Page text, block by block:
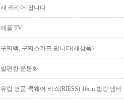
새 캐리어 팝니다
애플 TV
구찌백, 구찌스카프 팝니다(새상품)
발편한 운동화
유럽 명품 쿡웨어 리스(RIESS) 16cm 법랑 냄